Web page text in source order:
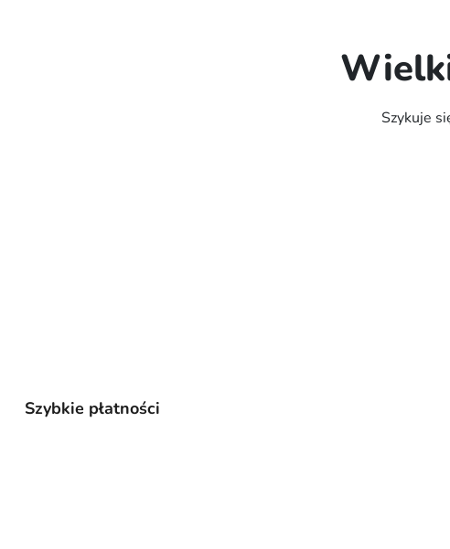
Szykuje
Szybkie płatności